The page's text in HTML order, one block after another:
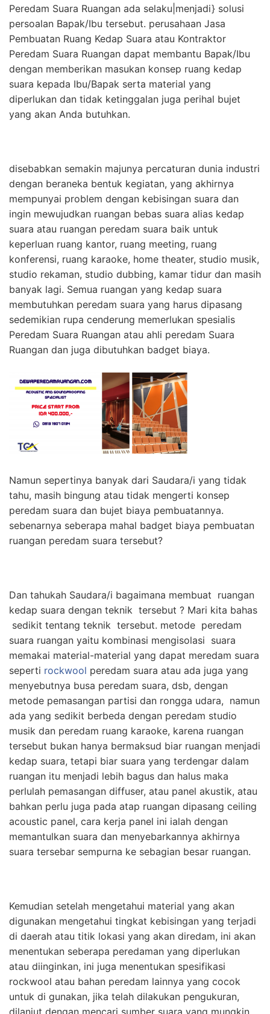
Peredam Suara Ruangan ada selaku|menjadi} solusi
persoalan Bapak/Ibu tersebut. perusahaan Jasa
Pembuatan Ruang Kedap Suara atau Kontraktor
Peredam Suara Ruangan dapat membantu Bapak/Ibu
dengan memberikan masukan konsep ruang kedap
suara kepada Ibu/Bapak serta material yang
diperlukan dan tidak ketinggalan juga perihal bujet
yang akan Anda butuhkan.
disebabkan semakin majunya percaturan dunia industri
dengan beraneka bentuk kegiatan, yang akhirnya
mempunyai problem dengan kebisingan suara dan
ingin mewujudkan ruangan bebas suara alias kedap
suara atau ruangan peredam suara baik untuk
keperluan ruang kantor, ruang meeting, ruang
konferensi, ruang karaoke, home theater, studio musik,
studio rekaman, studio dubbing, kamar tidur dan masih
banyak lagi. Semua ruangan yang kedap suara
membutuhkan peredam suara yang harus dipasang
sedemikian rupa cenderung memerlukan spesialis
Peredam Suara Ruangan atau ahli peredam Suara
Ruangan dan juga dibutuhkan badget biaya.
Namun sepertinya banyak dari Saudara/i yang tidak
tahu, masih bingung atau tidak mengerti konsep
peredam suara dan bujet biaya pembuatannya.
sebenarnya seberapa mahal badget biaya pembuatan
ruangan peredam suara tersebut?
Dan tahukah Saudara/i bagaimana membuat ruangan
kedap suara dengan teknik tersebut ? Mari kita bahas
sedikit tentang teknik tersebut. metode peredam
suara ruangan yaitu kombinasi mengisolasi suara
memakai material-material yang dapat meredam suara
seperti rockwool peredam suara atau ada juga yang
menyebutnya busa peredam suara, dsb, dengan
metode pemasangan partisi dan rongga udara, namun
ada yang sedikit berbeda dengan peredam studio
musik dan peredam ruang karaoke, karena ruangan
tersebut bukan hanya bermaksud biar ruangan menjadi
kedap suara, tetapi biar suara yang terdengar dalam
ruangan itu menjadi lebih bagus dan halus maka
perlulah pemasangan diffuser, atau panel akustik, atau
bahkan perlu juga pada atap ruangan dipasang ceiling
acoustic panel, cara kerja panel ini ialah dengan
memantulkan suara dan menyebarkannya akhirnya
suara tersebar sempurna ke sebagian besar ruangan.
Kemudian setelah mengetahui material yang akan
digunakan mengetahui tingkat kebisingan yang terjadi
di daerah atau titik lokasi yang akan diredam, ini akan
menentukan seberapa peredaman yang diperlukan
atau diinginkan, ini juga menentukan spesifikasi
rockwool atau bahan peredam lainnya yang cocok
untuk di gunakan, jika telah dilakukan pengukuran,
dilanjut dengan mencari sumber suara yang mungkin